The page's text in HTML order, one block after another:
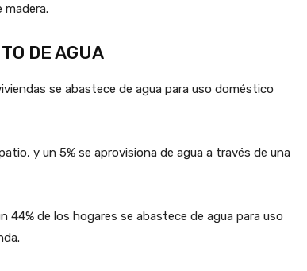
madera.
DE AGUA
se abastece de agua para uso doméstico
y un 5% se aprovisiona de agua a través de una
44% de los hogares se abastece de agua para uso